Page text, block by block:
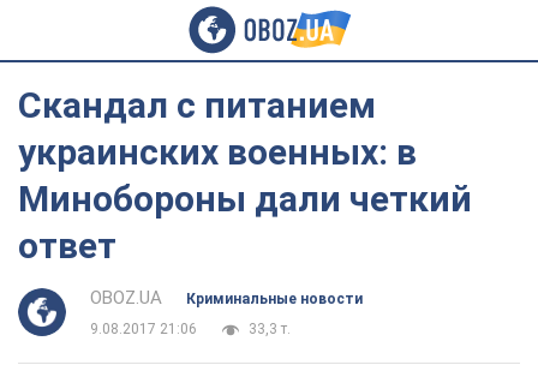
Скандал с питанием
украинских военных: в
Минобороны дали четкий
ответ
OBOZ.UA
Криминальные новости
9.08.2017 21:06
33,3 т.